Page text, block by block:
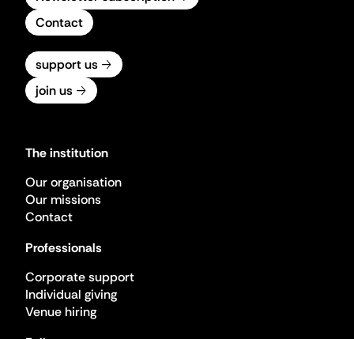
Contact
support us
join us
The institution
Our organisation
Our missions
Contact
Professionals
Corporate support
Individual giving
Venue hiring